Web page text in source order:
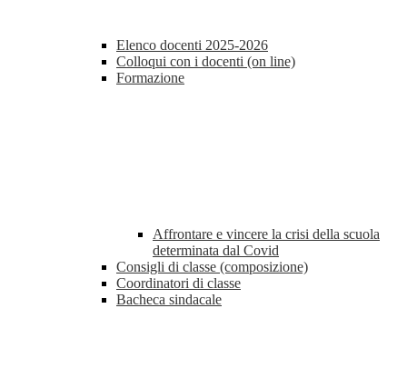
Elenco docenti 2025-2026
Colloqui con i docenti (on line)
Formazione
Affrontare e vincere la crisi della scuola
determinata dal Covid
Consigli di classe (composizione)
Coordinatori di classe
Bacheca sindacale